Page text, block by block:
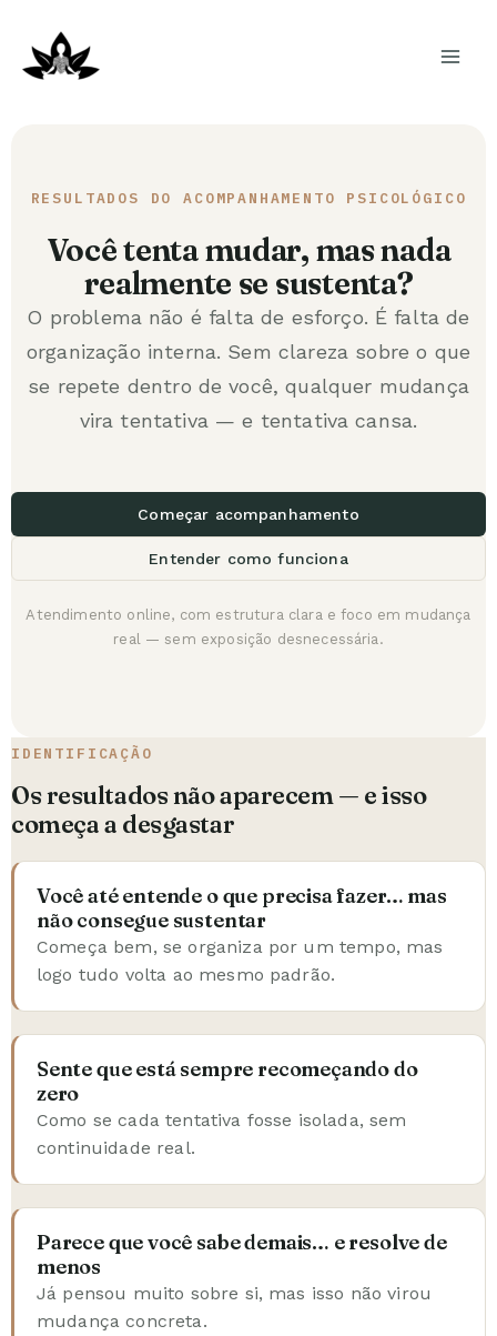
para
RESULTADOS DO ACOMPANHAMENTO PSICOLÓGICO
Você tenta mudar, mas nada
realmente se sustenta?
O problema não é falta de esforço. É falta de
organização interna. Sem clareza sobre o que
se repete dentro de você, qualquer mudança
vira tentativa — e tentativa cansa.
Começar acompanhamento
Entender como funciona
Atendimento online, com estrutura clara e foco em mudança
real — sem exposição desnecessária.
IDENTIFICAÇÃO
Os resultados não aparecem — e isso
começa a desgastar
Você até entende o que precisa fazer… mas
não consegue sustentar
Começa bem, se organiza por um tempo, mas
logo tudo volta ao mesmo padrão.
Sente que está sempre recomeçando do
zero
Como se cada tentativa fosse isolada, sem
continuidade real.
Parece que você sabe demais… e resolve de
menos
Já pensou muito sobre si, mas isso não virou
mudança concreta.